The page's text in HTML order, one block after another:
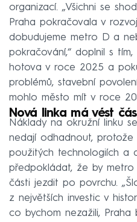
organizací. „Všichni se
Praha pokračovala v
dobudujeme metro D a
pokračování,“ doplnil s
hotova v roce 2025 a
problémů, stavební
mohlo město mít v roce
Nová linka má vést
Náklady na okružní linku
nedají odhadnout,
použitých technologiích a
předpokládat, že by metro
části jezdit po povrchu.
z největších investic v
co bychom nezažili,